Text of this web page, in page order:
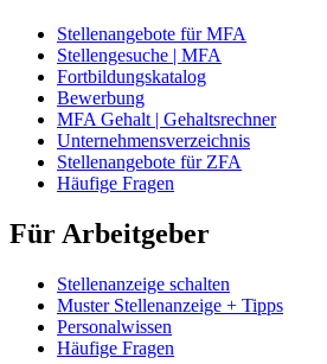
Stellenangebote für MFA
Stellengesuche | MFA
Fortbildungskatalog
Bewerbung
MFA Gehalt | Gehaltsrechner
Unternehmensverzeichnis
Stellenangebote für ZFA
Häufige Fragen
Für Arbeitgeber
Stellenanzeige schalten
Muster Stellenanzeige + Tipps
Personalwissen
Häufige Fragen